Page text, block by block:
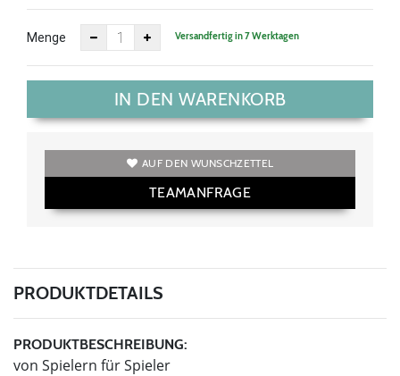
Menge Versandfertig in 7 Werktagen
IN DEN WARENKORB
AUF DEN WUNSCHZETTEL
TEAMANFRAGE
PRODUKTDETAILS
PRODUKTBESCHREIBUNG:
von Spielern für Spieler